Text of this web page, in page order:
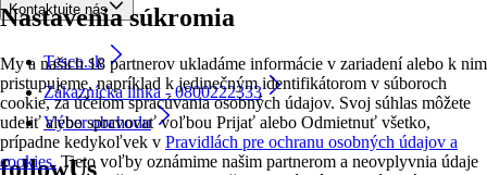
Nastavenia súkromia
My a našich 18 partnerov ukladáme informácie v zariadení alebo k nim
pristupujeme, napríklad k jedinečným identifikátorom v súboroch
cookie, za účelom spracúvania osobných údajov. Svoj súhlas môžete
udeliť alebo spravovať voľbou Prijať alebo Odmietnuť všetko,
prípadne kedykoľvek v Pravidlách pre ochranu osobných údajov a
cookies. Tieto voľby oznámime našim partnerom a neovplyvnia údaje
Kontaktujte nás
Tesco.sk
Zákaznícka linka - 0800222333
Výber obchodu
followUs